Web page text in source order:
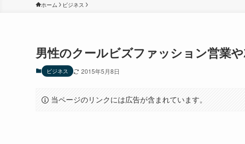
ホーム ビジネス
男性のクールビズファッション営業
ビジネス 2015年5月8日
当ページのリンクには広告が含まれています。